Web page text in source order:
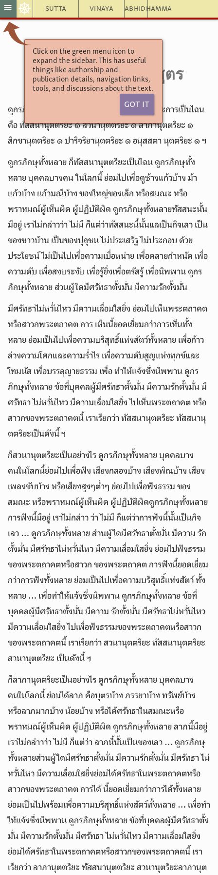
Sutta Vinaya Abhidhamma
≡ ☸
Click on the green menu icon to
expand the sidebar. This has useful
things like authorship and
publication details, navigation links,
tools, and discussions about the text.
Got It
อังคุตตรนิกาย
6.30. ๑๐. อนุตตริยสูตร
ดูกรภิกษุทั้งหลาย อนุตตริยะ ๖ ประการนี้ ๖ ประการเป็นไฉน
คือ ทัสสนานุตตริยะ ๑ สวนานุตตริยะ ๑ ลาภานุตตริยะ ๑
สิกขานุตตริยะ ๑ ปาริจริยานุตตริยะ ๑ อนุสสตา นุตตริยะ ๑ ฯ
ดูกรภิกษุทั้งหลาย ก็ทัสสนานุตตริยะเป็นไฉน ดูกรภิกษุทั้ง
หลาย บุคคลบางคน ในโลกนี้ ย่อมไปเพื่อดูช้างแก้วบ้าง ม้า
แก้วบ้าง แก้วมณีบ้าง ของใหญ่ของเล็ก หรือสมณะ หรือ
พราหมณ์ผู้เห็นผิด ผู้ปฏิบัติผิด ดูกรภิกษุทั้งหลายทัสสนะนั้น
มีอยู่ เราไม่กล่าวว่า ไม่มี ก็แต่ว่าทัสสนะนี้นั้นแลเป็นกิจเลว เป็น
ของชาวบ้าน เป็นของปุถุชน ไม่ประเสริฐ ไม่ประกอบ ด้วย
ประโยชน์ ไม่เป็นไปเพื่อความเบื่อหน่าย เพื่อคลายกำหนัด เพื่อ
ความดับ เพื่อสงบระงับ เพื่อรู้ยิ่งเพื่อตรัสรู้ เพื่อนิพพาน ดูกร
ภิกษุทั้งหลาย ส่วนผู้ใดมีศรัทธาตั้งมั่น มีความรักตั้งมั่น
มีศรัทธาไม่หวั่นไหว มีความเลื่อมใสยิ่ง ย่อมไปเห็นพระตถาคต
หรือสาวกพระตถาคต การ เห็นนี้ยอดเยี่ยมกว่าการเห็นทั้ง
หลาย ย่อมเป็นไปเพื่อความบริสุทธิ์แห่งสัตว์ทั้งหลาย เพื่อก้าว
ล่วงความโศกและความร่ำไร เพื่อความดับสูญแห่งทุกข์และ
โทมนัส เพื่อบรรลุญายธรรม เพื่อ ทำให้แจ้งซึ่งนิพพาน ดูกร
ภิกษุทั้งหลาย ข้อที่บุคคลผู้มีศรัทธาตั้งมั่น มีความรักตั้งมั่น มี
ศรัทธา ไม่หวั่นไหว มีความเลื่อมใสยิ่ง ไปเห็นพระตถาคต หรือ
สาวกของพระตถาคตนี้ เราเรียกว่า ทัสสนานุตตริยะ ทัสสนานุ
ตตริยะเป็นดังนี้ ฯ
ก็สวนานุตตริยะเป็นอย่างไร ดูกรภิกษุทั้งหลาย บุคคลบาง
คนในโลกนี้ย่อมไปเพื่อฟัง เสียงกลองบ้าง เสียงพิณบ้าง เสียง
เพลงขับบ้าง หรือเสียงสูงๆต่ำๆ ย่อมไปเพื่อฟังธรรม ของ
สมณะ หรือพราหมณ์ผู้เห็นผิด ผู้ปฏิบัติผิดดูกรภิกษุทั้งหลาย
การฟังนี้มีอยู่ เราไม่กล่าว ว่า ไม่มี ก็แต่ว่าการฟังนี้นั้นเป็นกิจ
เลว … ดูกรภิกษุทั้งหลาย ส่วนผู้ใดมีศรัทธาตั้งมั่น มีความ รัก
ตั้งมั่น มีศรัทธาไม่หวั่นไหว มีความเลื่อมใสยิ่ง ย่อมไปฟังธรรม
ของพระตถาคตหรือสาวก ของพระตถาคต การฟังนี้ยอดเยี่ยม
กว่าการฟังทั้งหลาย ย่อมเป็นไปเพื่อความบริสุทธิ์แห่งสัตว์ ทั้ง
หลาย … เพื่อทำให้แจ้งซึ่งนิพพาน ดูกรภิกษุทั้งหลาย ข้อที่
บุคคลผู้มีศรัทธาตั้งมั่น มีความ รักตั้งมั่น มีศรัทธาไม่หวั่นไหว
มีความเลื่อมใสยิ่ง ไปเพื่อฟังธรรมของพระตถาคตหรือสาวก
ของพระตถาคตนี้ เราเรียกว่า สวนานุตตริยะ ทัสสนานุตตริยะ
สวนานุตตริยะ เป็นดังนี้ ฯ
ก็ลาภานุตตริยะเป็นอย่างไร ดูกรภิกษุทั้งหลาย บุคคลบาง
คนในโลกนี้ ย่อมได้ลาภ คือบุตรบ้าง ภรรยาบ้าง ทรัพย์บ้าง
หรือลาภมากบ้าง น้อยบ้าง หรือได้ศรัทธาในสมณะหรือ
พราหมณ์ผู้เห็นผิด ผู้ปฏิบัติผิด ดูกรภิกษุทั้งหลาย ลาภนี้มีอยู่
เราไม่กล่าวว่า ไม่มี ก็แต่ว่า ลาภนี้นั้นเป็นของเลว … ดูกรภิกษุ
ทั้งหลายส่วนผู้ใดมีศรัทธาตั้งมั่น มีความรักตั้งมั่น มีศรัทธา ไม่
หวั่นไหว มีความเลื่อมใสยิ่งย่อมได้ศรัทธาในพระตถาคตหรือ
สาวกของพระตถาคต การได้ นี้ยอดเยี่ยมกว่าการได้ทั้งหลาย
ย่อมเป็นไปพร้อมเพื่อความบริสุทธิ์แห่งสัตว์ทั้งหลาย … เพื่อทำ
ให้แจ้งซึ่งนิพพาน ดูกรภิกษุทั้งหลาย ข้อที่บุคคลผู้มีศรัทธาตั้ง
มั่น มีความรักตั้งมั่น มีศรัทธา ไม่หวั่นไหว มีความเลื่อมใสยิ่ง
ย่อมได้ศรัทธาในพระตถาคตหรือสาวกของพระตถาคตนี้ เรา
เรียกว่า ลาภานุตตริยะ ทัสสนานุตตริยะ สวนานุตริยะลาภานุต